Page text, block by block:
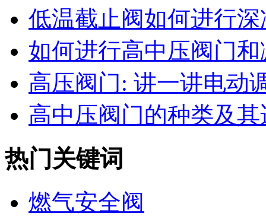
低温截止阀如何进行
如何进行高中压阀门和
高压阀门: 讲一讲电动
高中压阀门的种类及其
热门关键词
燃气安全阀